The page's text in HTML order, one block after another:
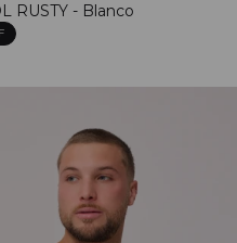
RUSTY - Blanco